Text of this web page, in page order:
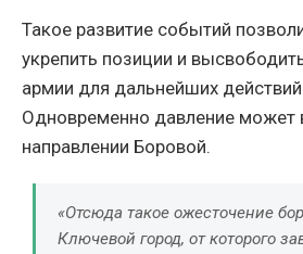
Такое развитие событий
укрепить позиции и
армии для дальнейших
Одновременно давление может
направлении Боровой.
«Отсюда такое ожесточение
Ключевой город, от которого